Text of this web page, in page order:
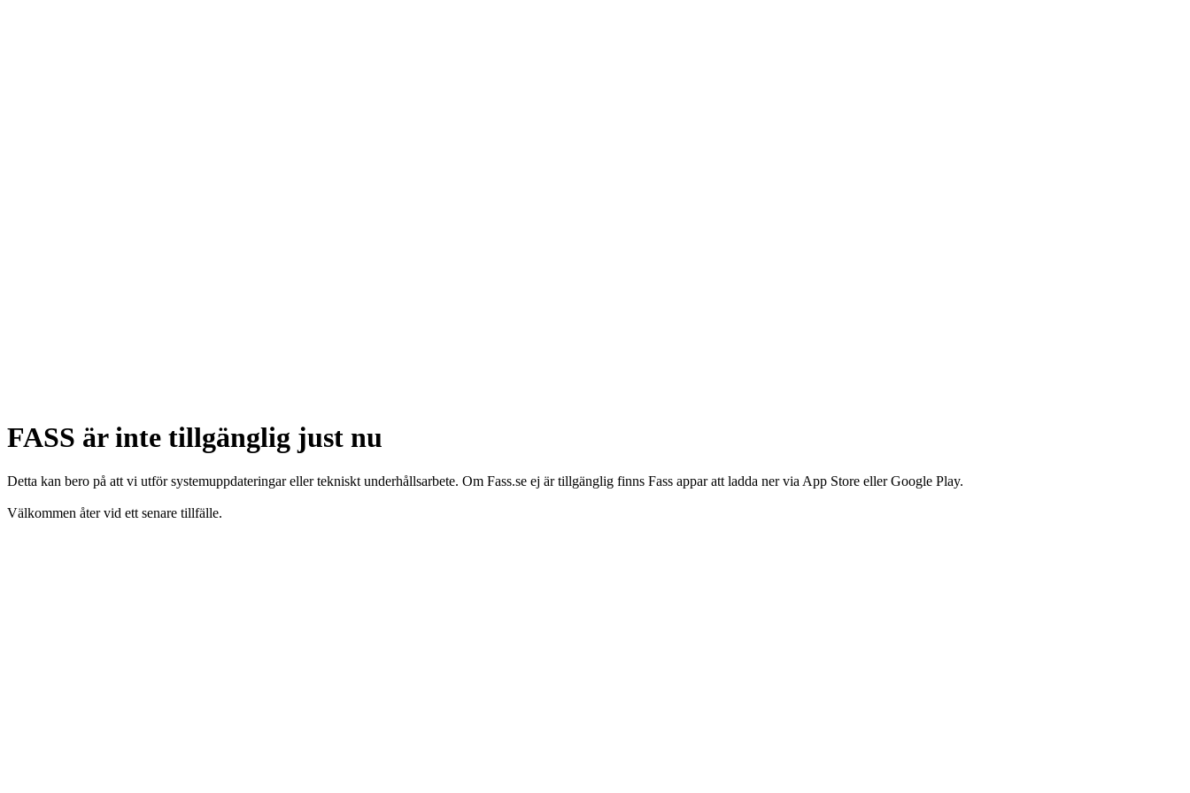
FASS är inte tillgänglig just nu
Detta kan bero på att vi utför systemuppdateringar eller tekniskt underhållsarbete. Om Fass.se ej är tillgänglig finns Fass appar att ladda ner via App Store eller Google Play.
Välkommen åter vid ett senare tillfälle.